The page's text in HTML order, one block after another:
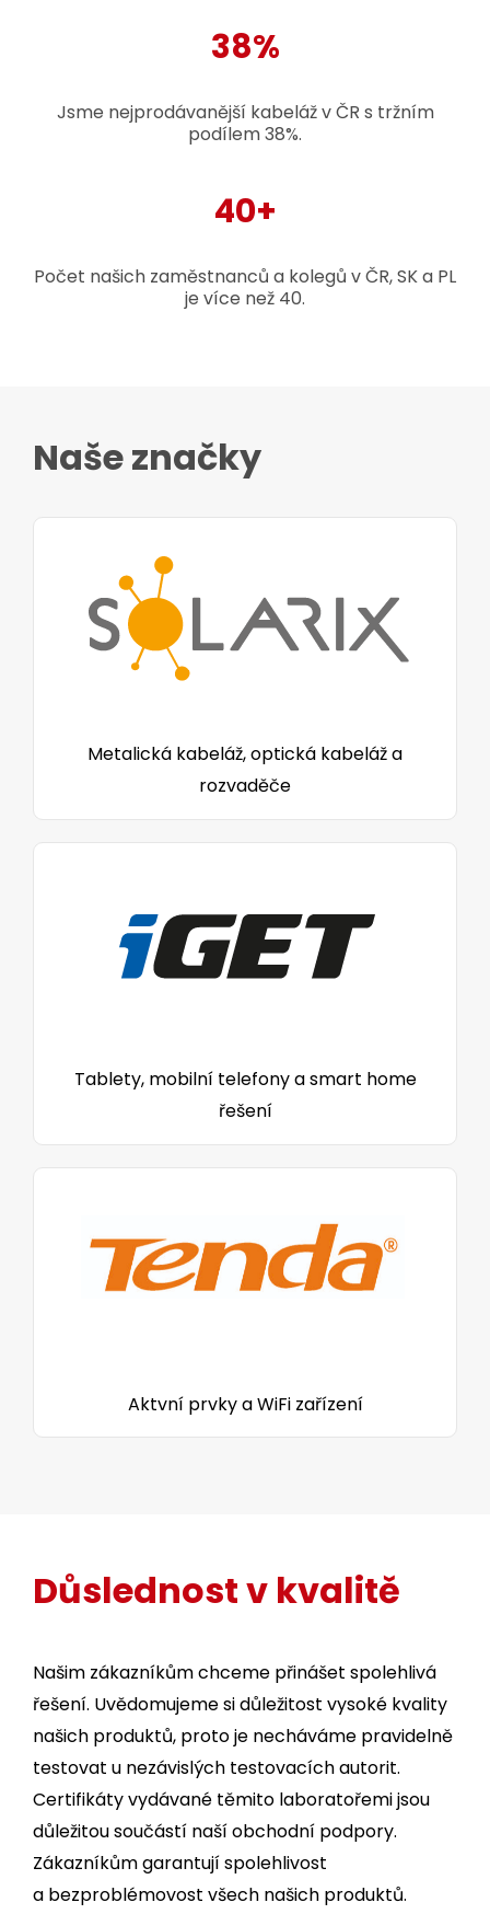
38%
Jsme nejprodávanější kabeláž v ČR s tržním
podílem 38%.
40+
Počet našich zaměstnanců a kolegů v ČR, SK a PL
je více než 40.
Naše značky
Metalická kabeláž, optická kabeláž a
rozvaděče
Tablety, mobilní telefony a smart home
řešení
Aktvní prvky a WiFi zařízení
Důslednost v kvalitě
Našim zákazníkům chceme přinášet spolehlivá
řešení. Uvědomujeme si důležitost vysoké kvality
našich produktů, proto je necháváme pravidelně
testovat u nezávislých testovacích autorit.
Certifikáty vydávané těmito laboratořemi jsou
důležitou součástí naší obchodní podpory.
Zákazníkům garantují spolehlivost
a bezproblémovost všech našich produktů.